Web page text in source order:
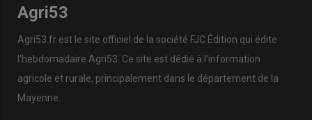
Agri53
Agri53.fr est le site officiel de la société FJC Édition qui édite
l’hebdomadaire Agri53. Ce site est dédié à l’information
agricole et rurale, principalement dans le département de la
Mayenne.